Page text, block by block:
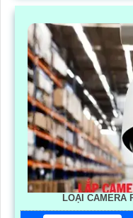
LOẠI CAMERA